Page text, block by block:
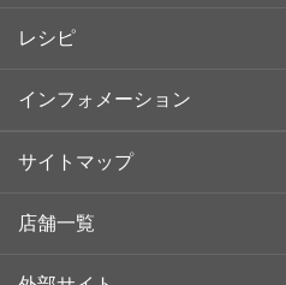
レシピ
インフォメーション
サイトマップ
店舗一覧